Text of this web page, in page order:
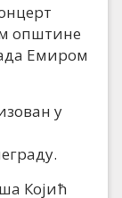
општине
Емиром
у
Којић